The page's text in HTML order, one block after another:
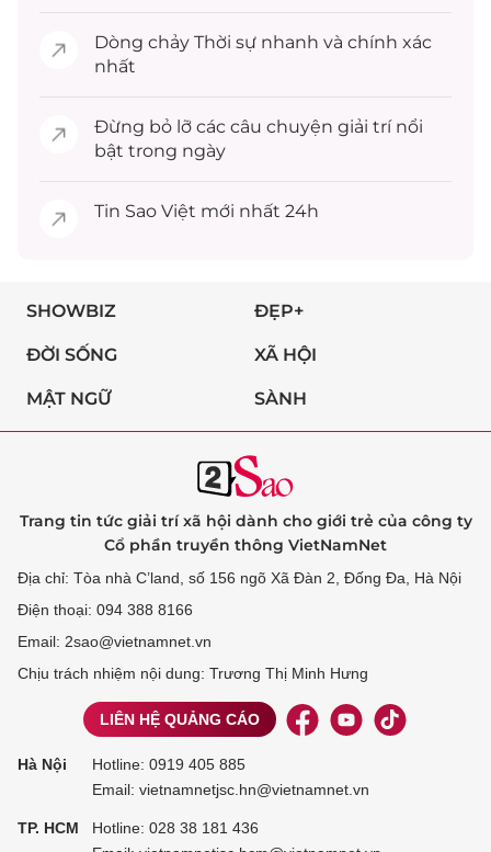
Dòng chảy Thời sự nhanh và chính xác
nhất
Đừng bỏ lỡ các câu chuyện giải trínổi
bật trong ngày
Tin Sao Việt mới nhất 24h
SHOWBIZ ĐẸP+
ĐỜI SỐNG XÃ HỘI
MẬT NGỮ SÀNH
Trang tin tức giải trí xã hội dành cho giới trẻ của công ty
Cổ phần truyền thông VietNamNet
Địa chỉ: Tòa nhà C’land, số 156 ngõ Xã Đàn 2, Đống Đa, Hà Nội
Điện thoại: 094 388 8166
Email: 2sao@vietnamnet.vn
Chịu trách nhiệm nội dung: Trương Thị Minh Hưng
LIÊN HỆ QUẢNG CÁO
Hà Nội Hotline: 0919 405 885
Email: vietnamnetjsc.hn@vietnamnet.vn
TP. HCM Hotline: 028 38 181 436